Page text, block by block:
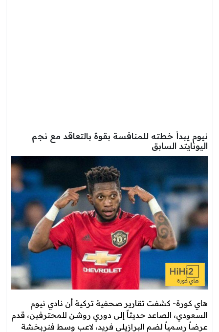
نيوم يبدأ خطته للمنافسة بقوة بالتعاقد مع نجم
اليونايتد السابق
هاي كورة- كشفت تقارير صحفية تركية أن نادي نيوم
السعودي، الصاعد حديثاً إلى دوري روشن للمحترفين، قدم
عرضاً رسمياً لضم البرازيلي فريد، لاعب وسط فنربخشة